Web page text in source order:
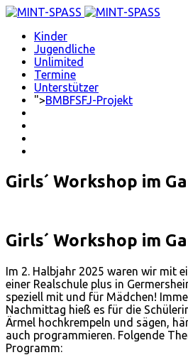
Kinder
Jugendliche
Unlimited
Termine
Unterstützer
">BMBFSFJ-Projekt
Girls´ Workshop im
Girls´ Workshop im
Im 2. Halbjahr 2025 waren wir mit
einer Realschule plus in
speziell mit und für Mädchen!
Nachmittag hieß es für die
Ärmel hochkrempeln und sägen,
auch programmieren. Folgende
Programm: